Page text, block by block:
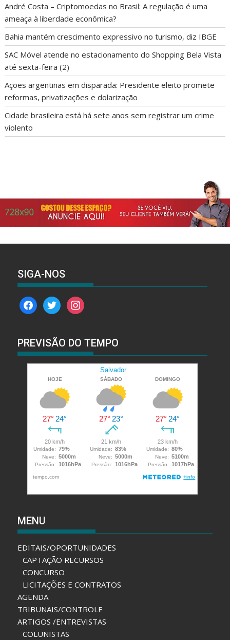
André Costa – Criptomoedas no Brasil: A regulação é uma
ameaça à liberdade econômica?
Bahia mantém crescimento expressivo no turismo, diz IBGE
SAC Móvel atende no estacionamento do Shopping Bela Vista
até sexta-feira (2)
Ações argentinas em disparada: Presidente eleito promete
reformas, privatizações e dolarização
Cidade brasileira está há sete anos sem registrar um crime
violento
SIGA-NOS
facebooktwitterinstagram
PREVISÃO DO TEMPO
MENU
EDITAIS/OPORTUNIDADES
CAPTAÇÃO RECURSOS
CONCURSO
LICITAÇÕES E CONTRATOS
AGENDA
TRIBUNAIS/CONTROLE
ARTIGOS /ENTREVISTAS
COLUNISTAS